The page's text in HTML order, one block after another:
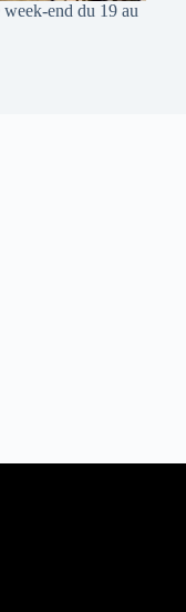
end du 19 au